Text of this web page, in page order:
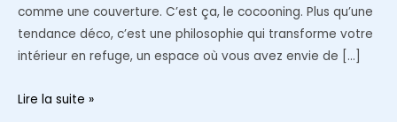
comme une couverture. C’est ça, le cocooning. Plus qu’une
tendance déco, c’est une philosophie qui transforme votre
intérieur en refuge, un espace où vous avez envie de […]
Comment
Lire la suite »